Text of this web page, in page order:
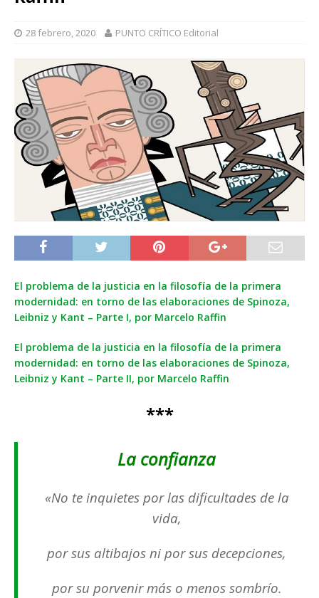
28 febrero, 2020 PUNTO CRÍTICO Editorial
El problema de la justicia en la filosofía de la primera
modernidad: en torno de las elaboraciones de Spinoza,
Leibniz y Kant – Parte I, por Marcelo Raffin
El problema de la justicia en la filosofía de la primera
modernidad: en torno de las elaboraciones de Spinoza,
Leibniz y Kant – Parte II, por Marcelo Raffin
***
La confianza
«No te inquietes por las dificultades de la
vida,
por sus altibajos ni por sus decepciones,
por su porvenir más o menos sombrío.